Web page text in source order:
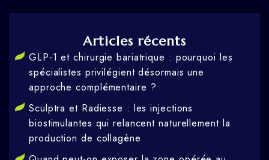
Articles récents
GLP-1 et chirurgie bariatrique : pourquoi les
spécialistes privilégient désormais une
approche complémentaire ?
Sculptra et Radiesse : les injections
biostimulantes qui relancent naturellement la
production de collagène